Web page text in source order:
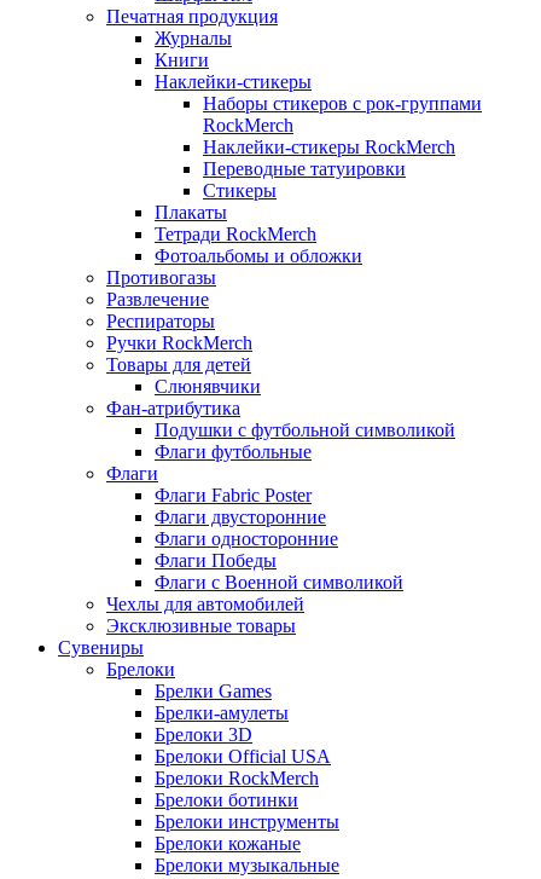
Печатная продукция
Журналы
Книги
Наклейки-стикеры
Наборы стикеров с рок-группами
RockMerch
Наклейки-стикеры RockMerch
Переводные татуировки
Стикеры
Плакаты
Тетради RockMerch
Фотоальбомы и обложки
Противогазы
Развлечение
Респираторы
Ручки RockMerch
Товары для детей
Слюнявчики
Фан-атрибутика
Подушки с футбольной символикой
Флаги футбольные
Флаги
Флаги Fabric Poster
Флаги двусторонние
Флаги односторонние
Флаги Победы
Флаги с Военной символикой
Чехлы для автомобилей
Эксклюзивные товары
Сувениры
Брелоки
Брелки Games
Брелки-амулеты
Брелоки 3D
Брелоки Official USA
Брелоки RockMerch
Брелоки ботинки
Брелоки инструменты
Брелоки кожаные
Брелоки музыкальные